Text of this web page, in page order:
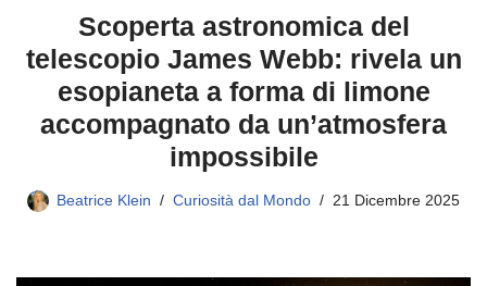
Scoperta astronomica del
telescopio James Webb: rivela un
esopianeta a forma di limone
accompagnato da un’atmosfera
impossibile
Beatrice Klein Curiosità dal Mondo 21 Dicembre 2025